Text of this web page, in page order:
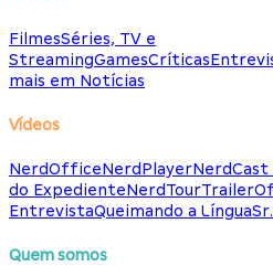
FilmesSéries, TV e
StreamingGamesCríticas
mais em Notícias
Vídeos
NerdOfficeNerdPlayer
do ExpedienteNerdTour
EntrevistaQueimando a Língua
Quem somos